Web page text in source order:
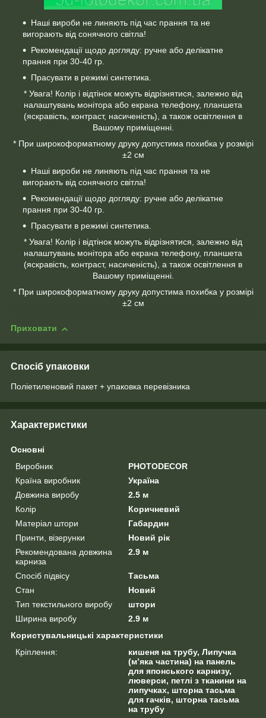
Наші вироби не линяють під час прання та не
вигорають від сонячного світла!
Рекомендації щодо догляду: ручне або делікатне
прання при 30-40 гр.
Прасувати в режимі синтетика.
* Увага! Колір і відтінок можуть відрізнятися, залежно від
налаштувань монітора або екрана телефону, планшета
(яскравість, контраст, насиченість), а також освітлення в
Вашому приміщенні.
* При широкоформатному друку допустима похибка у розмірі
±2 см
Наші вироби не линяють під час прання та не
вигорають від сонячного світла!
Рекомендації щодо догляду: ручне або делікатне
прання при 30-40 гр.
Прасувати в режимі синтетика.
* Увага! Колір і відтінок можуть відрізнятися, залежно від
налаштувань монітора або екрана телефону, планшета
(яскравість, контраст, насиченість), а також освітлення в
Вашому приміщенні.
* При широкоформатному друку допустима похибка у розмірі
±2 см
Приховати
Спосіб упаковки
Поліетиленовий пакет + упаковка перевізника
Характеристики
Основні
Виробник
PHOTODECOR
Країна виробник
Україна
Довжина виробу
2.5 м
Колір
Коричневий
Матеріал штори
Габардин
Принти, візерунки
Новий рік
Рекомендована довжина
карниза
2.9 м
Спосіб підвісу
Тасьма
Стан
Новий
Тип текстильного виробу
штори
Ширина виробу
2.9 м
Користувальницькі характеристики
Кріплення:
кишеня на трубу, Липучка
(м’яка частина) на панель
для японського карнизу,
люверси, петлі з тканини на
липучках, шторна тасьма
для гачків, шторна тасьма
на трубу